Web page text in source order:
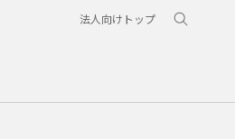
法人向けトップ